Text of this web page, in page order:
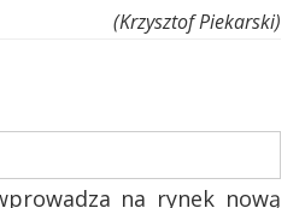
(Krzysztof Piekarski)
na rynek nową